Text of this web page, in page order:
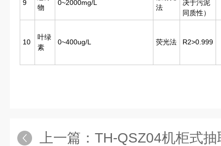
9
物
0~2000mg/L
法
决于污泥
同质性）
10
叶绿
素
0~400ug/L 荧光法 R2>0.999
上一篇： TH-QSZ04机柜式